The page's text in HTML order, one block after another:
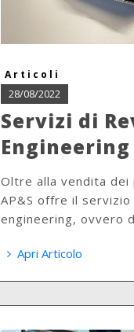
Articoli
28/08/2022
Servizi di
Engineering
Oltre alla vendita
AP&S offre il
engineering, ovvero
Apri Articolo